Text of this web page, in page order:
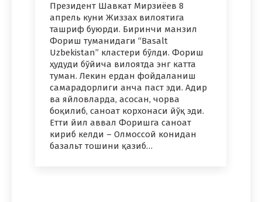
Президент Шавкат Мирзиёев 8
апрель куни Жиззах вилоятига
ташриф буюрди. Биринчи манзил
Фориш туманидаги “Basalt
Uzbekistan” кластери бўлди. Фориш
ҳудуди бўйича вилоятда энг катта
туман. Лекин ердан фойдаланиш
самарадорлиги анча паст эди. Адир
ва яйловларда, асосан, чорва
боқилиб, саноат корхонаси йўқ эди.
Етти йил аввал Форишга саноат
кириб келди – Олмоссой конидан
базальт тошини қазиб…